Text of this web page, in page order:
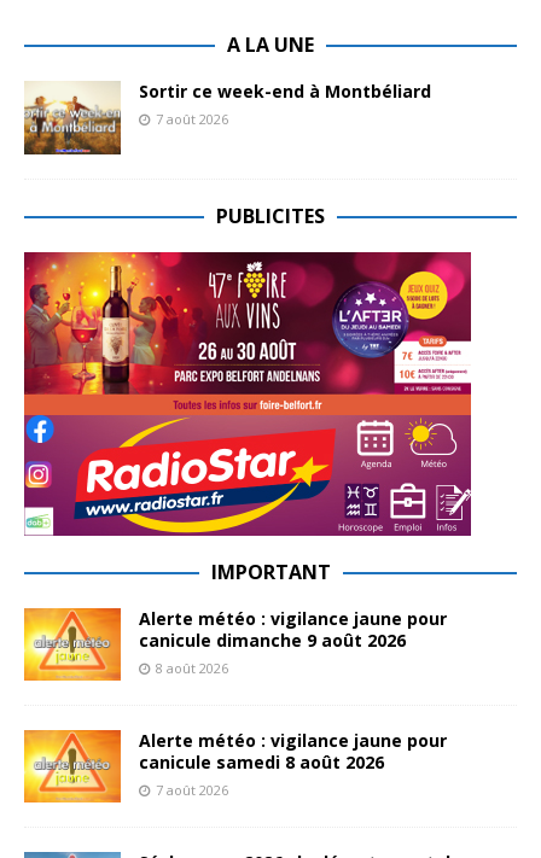
A LA UNE
Sortir ce week-end à Montbéliard
7 août 2026
PUBLICITES
IMPORTANT
Alerte météo : vigilance jaune pour
canicule dimanche 9 août 2026
8 août 2026
Alerte météo : vigilance jaune pour
canicule samedi 8 août 2026
7 août 2026